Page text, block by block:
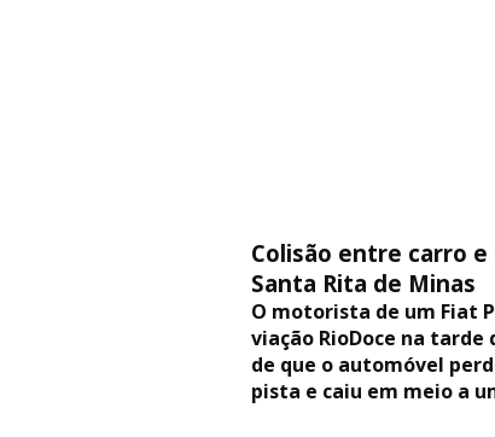
Colisão entre carro
Santa Rita de Minas
O motorista de um Fiat
viação RioDoce na
de que o automóvel
pista e caiu em meio a